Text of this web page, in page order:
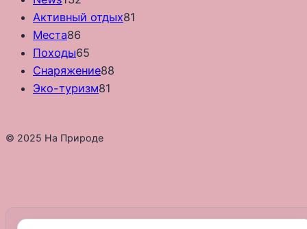
Активный отдых81
Места86
Походы65
Снаряжение88
Эко-туризм81
© 2025 На Природе